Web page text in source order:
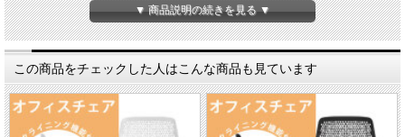
○ 豊富なミーティングテーブルと組み合わせて、
統一感のあるおしゃれな空間を演出
○ ミーティングチェア・カフェチェア・ダイニングチェアなど
幅広いシーンや用途に対応
○ 選べるカラーは4色展開。
ブラック / ホワイト / イエロー / グリーン
○ 複数台購入をご検討の方におすすめ。お得な2脚セットもご用意
○ メーカー直売だから実現できる高品質・低価格仕様【家具のAKIRA】
▼ 商品説明の続きを見る ▼
この商品をチェックした人はこんな商品も見ています